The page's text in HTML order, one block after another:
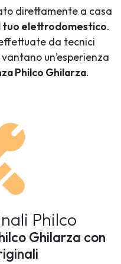
direttamente a casa
tuo elettrodomestico.
da tecnici
un’esperienza
Philco Ghilarza.
Philco
Ghilarza con